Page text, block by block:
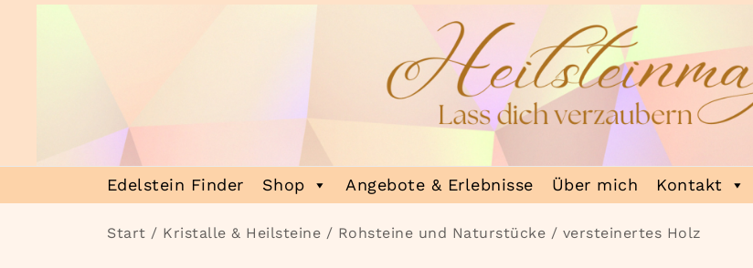
Heilsteinmagie
Lass dich verzaubern
Edelstein Finder Shop Angebote & Erlebnisse Über mich Kontakt
Start / Kristalle & Heilsteine / Rohsteine und Naturstücke / versteinertes Holz